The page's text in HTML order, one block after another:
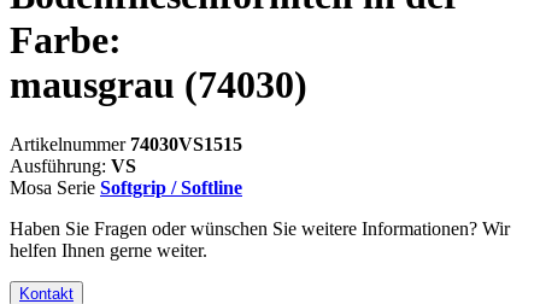
Farbe:
mausgrau (74030)
Artikelnummer 74030VS1515
Ausführung: VS
Mosa Serie Softgrip / Softline
Haben Sie Fragen oder wünschen Sie weitere Informationen? Wir
helfen Ihnen gerne weiter.
Kontakt